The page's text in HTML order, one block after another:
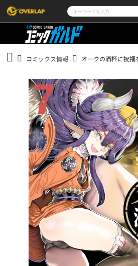
コミック
コミッククリエ
LiQulle
ラ
ノベル
ノベ
ポケットモンスター
アニメ
ゲーム
オー
企業
会社概要
採用情報
アクセス
オーバーラップホールディングス
お問
オーバーラップ文庫
オーバーラップノベル
オーバーラップノベル
ロサージュノベルス
コミックス情報 オークの酒杯に祝福